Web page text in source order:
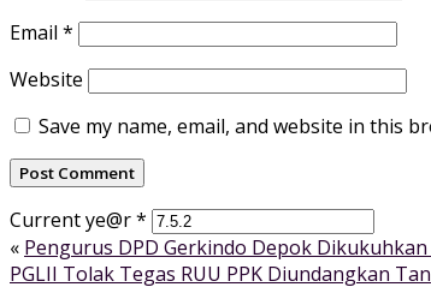
Email *
Website
Save my name, email, and website in this
Current ye@r*
« Pengurus DPD Gerkindo Depok
PGLII Tolak Tegas RUU PPK Diundangkan